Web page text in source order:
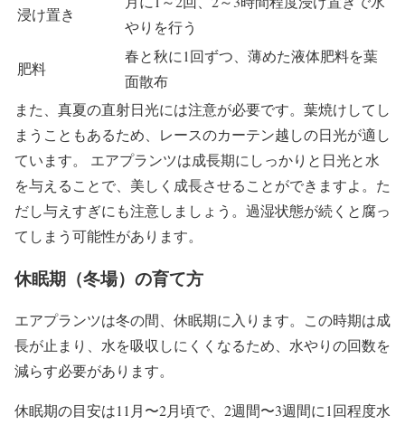
浸け置き
やりを行う
肥料
春と秋に1回ずつ、薄めた液体肥料を葉
面散布
また、真夏の直射日光には注意が必要です。葉焼けしてし
まうこともあるため、レースのカーテン越しの日光が適し
ています。 エアプランツは成長期にしっかりと日光と水
を与えることで、美しく成長させることができますよ。た
だし与えすぎにも注意しましょう。過湿状態が続くと腐っ
てしまう可能性があります。
休眠期（冬場）の育て方
エアプランツは冬の間、休眠期に入ります。この時期は成
長が止まり、水を吸収しにくくなるため、水やりの回数を
減らす必要があります。
休眠期の目安は11月〜2月頃で、2週間〜3週間に1回程度水